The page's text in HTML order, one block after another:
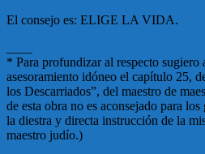
El consejo es: ELIGE LA VIDA.
* Para profundizar al respecto sugiero
asesoramiento idóneo el capítulo 25,
los Descarriados”, del maestro de
de esta obra no es aconsejado para
la diestra y directa instrucción de la
maestro judío.)